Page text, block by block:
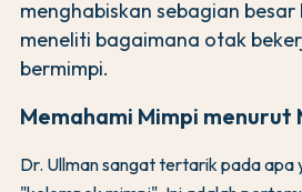
menghabiskan sebagian
meneliti bagaimana otak
bermimpi.
Memahami Mimpi menurut
Dr. Ullman sangat tertarik pada apa